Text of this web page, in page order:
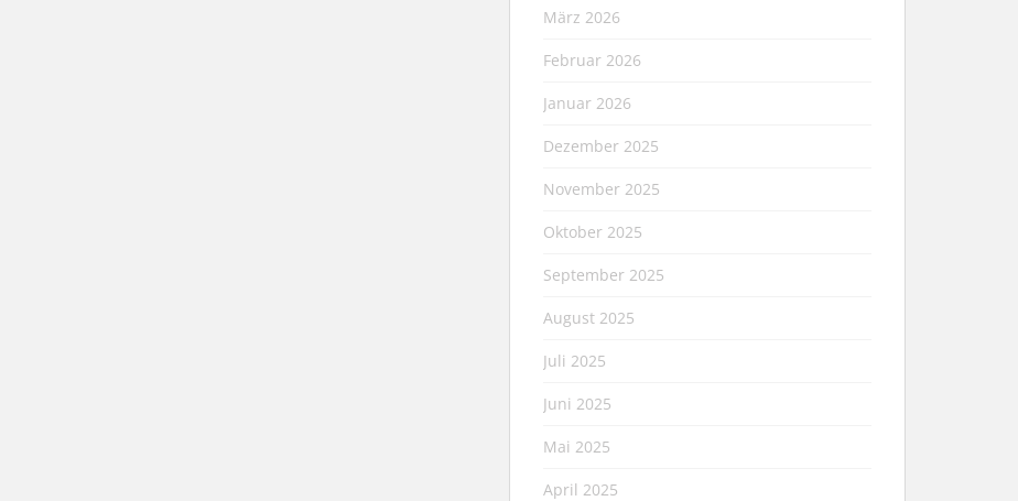
März 2026
Februar 2026
Januar 2026
Dezember 2025
November 2025
Oktober 2025
September 2025
August 2025
Juli 2025
Juni 2025
Mai 2025
April 2025